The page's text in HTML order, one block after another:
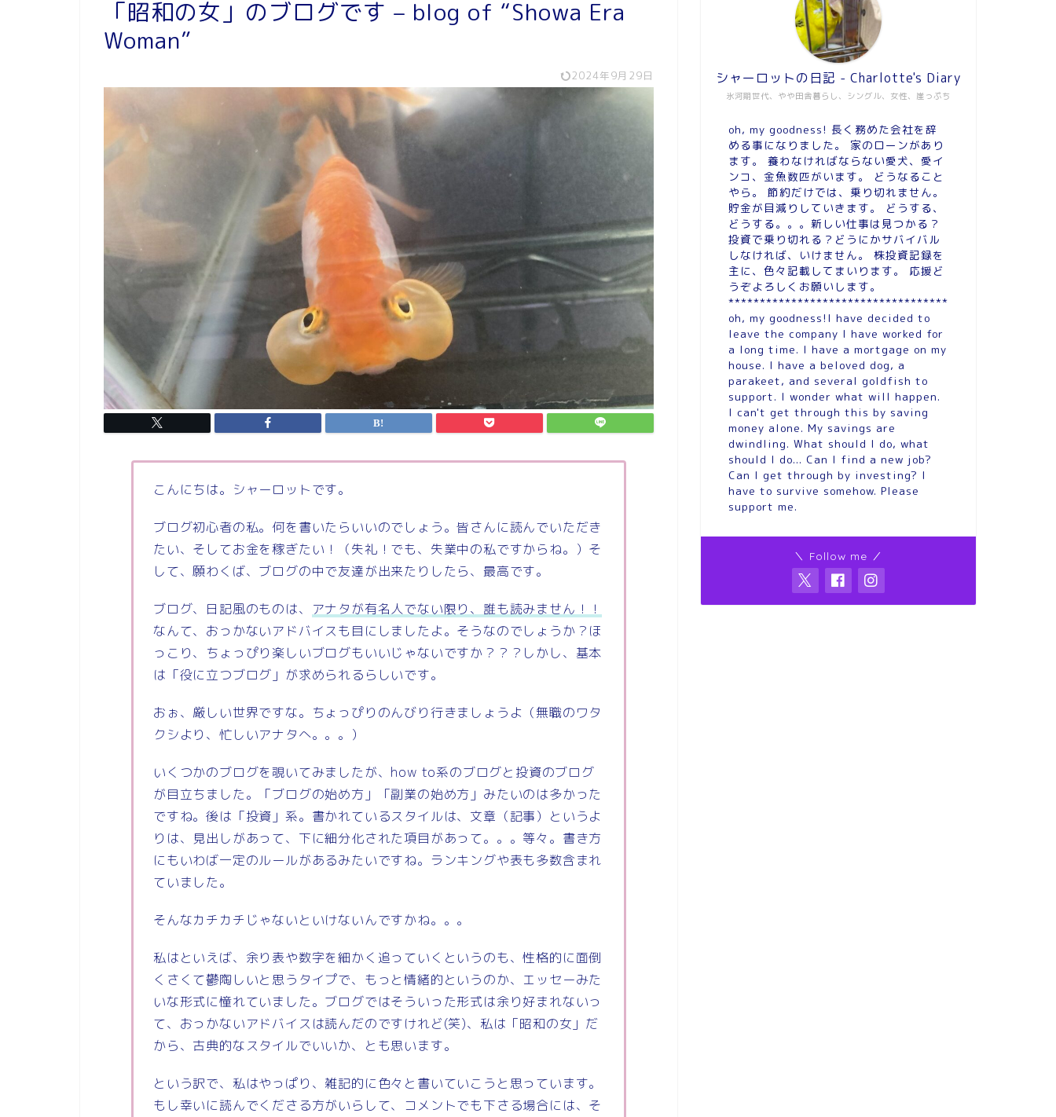
「昭和の女」のブログです – blog of “Showa Era
Woman”
2024年9月29日
こんにちは。シャーロットです。
ブログ初心者の私。何を書いたらいいのでしょう。皆さんに読んでいただき
たい、そしてお金を稼ぎたい！（失礼！でも、失業中の私ですからね。）そ
して、願わくば、ブログの中で友達が出来たりしたら、最高です。
ブログ、日記風のものは、
アナタが有名人でない限り、誰も読みません！！
なんて、おっかないアドバイスも目にしましたよ。そうなのでしょうか？ほ
っこり、ちょっぴり楽しいブログもいいじゃないですか？？？しかし、基本
は「役に立つブログ」が求められるらしいです。
おぉ、厳しい世界ですな。ちょっぴりのんびり行きましょうよ（無職のワタ
クシより、忙しいアナタへ。。。）
いくつかのブログを覗いてみましたが、how to系のブログと投資のブログ
が目立ちました。「ブログの始め方」「副業の始め方」みたいのは多かった
ですね。後は「投資」系。書かれているスタイルは、文章（記事）というよ
りは、見出しがあって、下に細分化された項目があって。。。等々。書き方
にもいわば一定のルールがあるみたいですね。ランキングや表も多数含まれ
ていました。
そんなカチカチじゃないといけないんですかね。。。
私はといえば、余り表や数字を細かく追っていくというのも、性格的に面倒
くさくて鬱陶しいと思うタイプで、もっと情緒的というのか、エッセーみた
いな形式に憧れていました。ブログではそういった形式は余り好まれないっ
て、おっかないアドバイスは読んだのですけれど(笑)、私は「昭和の女」だ
から、古典的なスタイルでいいか、とも思います。
という訳で、私はやっぱり、雑記的に色々と書いていこうと思っています。
もし幸いに読んでくださる方がいらして、コメントでも下さる場合には、そ
氷河期世代、やや田舎暮らし、シングル、女性、崖っぷち
シャーロットの日記 - Charlotte's Diary
oh, my goodness! 長く務めた会社を辞
める事になりました。 家のローンがあり
ます。 養わなければならない愛犬、愛イ
ンコ、金魚数匹がいます。 どうなること
やら。 節約だけでは、乗り切れません。
貯金が目減りしていきます。 どうする、
どうする。。。新しい仕事は見つかる？
投資で乗り切れる？どうにかサバイバル
しなければ、いけません。 株投資記録を
主に、色々記載してまいります。 応援ど
うぞよろしくお願いします。
***********************************
oh, my goodness!I have decided to
leave the company I have worked for
a long time. I have a mortgage on my
house. I have a beloved dog, a
parakeet, and several goldfish to
support. I wonder what will happen.
I can't get through this by saving
money alone. My savings are
dwindling. What should I do, what
should I do... Can I find a new job?
Can I get through by investing? I
have to survive somehow. Please
support me.
＼ Follow me ／